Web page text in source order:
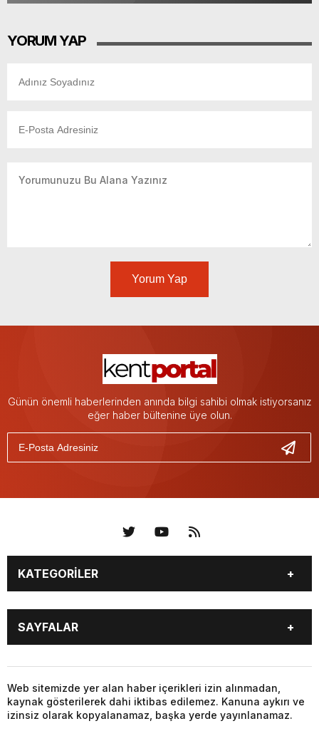
YORUM YAP
Yorum Yap
Günün önemli haberlerinden anında bilgi sahibi olmak istiyorsanız
eğer haber bültenine üye olun.
KATEGORİLER
KÜNYE BİZE ULAŞIN
SAYFALAR
Web sitemizde yer alan haber içerikleri izin alınmadan,
kaynak gösterilerek dahi iktibas edilemez. Kanuna aykırı ve
izinsiz olarak kopyalanamaz, başka yerde yayınlanamaz.